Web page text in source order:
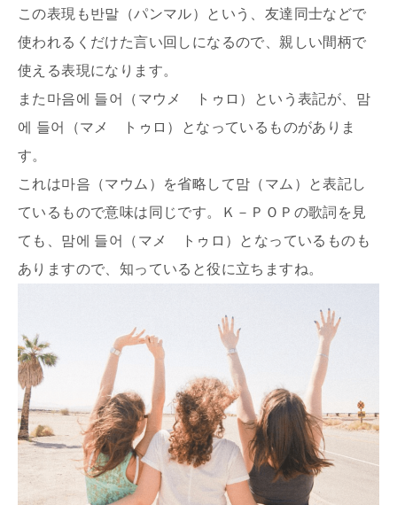
この表現も반말（パンマル）という、友達同士などで
使われるくだけた言い回しになるので、親しい間柄で
使える表現になります。
また마음에 들어（マウメ トゥロ）という表記が、맘
에 들어（マメ トゥロ）となっているものがありま
す。
これは마음（マウム）を省略して맘（マム）と表記し
ているもので意味は同じです。Ｋ－ＰＯＰの歌詞を見
ても、맘에 들어（マメ トゥロ）となっているものも
ありますので、知っていると役に立ちますね。